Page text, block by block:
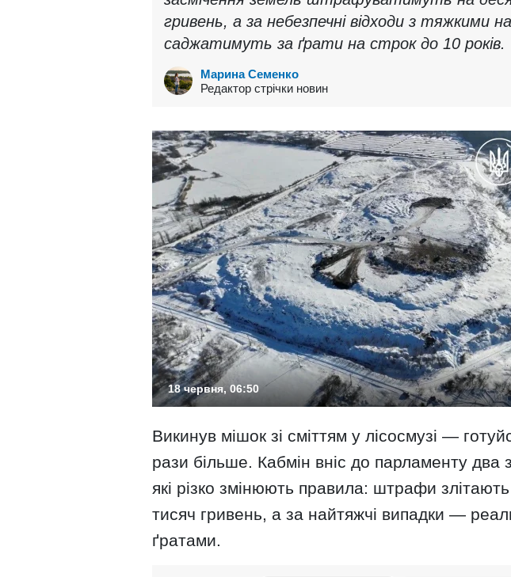
гривень, а за небезпечні відходи з тяжкими
саджатимуть за ґрати на строк до 10 років.
Марина Семенко
Редактор стрічки новин
18 червня, 06:50
Викинув мішок зі сміттям у лісосмузі —
рази більше. Кабмін вніс до парламенту два
які різко змінюють правила: штрафи злітають
тисяч гривень, а за найтяжчі випадки —
ґратами.